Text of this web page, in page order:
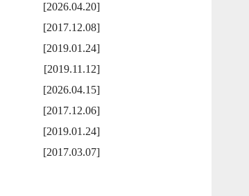
[2026.04.20]
[2017.12.08]
[2019.01.24]
[2019.11.12]
[2026.04.15]
[2017.12.06]
[2019.01.24]
[2017.03.07]